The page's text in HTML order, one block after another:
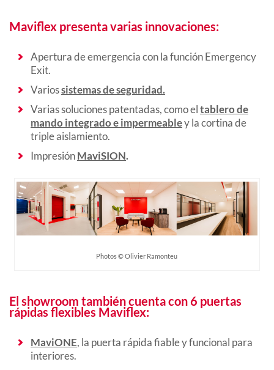
Maviflex presenta varias innovaciones:
Apertura de emergencia con la función Emergency
Exit.
Variossistemas de seguridad.
Varias soluciones patentadas, como eltablero de
mando integrado e impermeabley la cortina de
triple aislamiento.
ImpresiónMaviSION.
Photos © Olivier Ramonteu
El showroom también cuenta con 6 puertas
rápidas flexibles Maviflex:
MaviONE, la puerta rápida fiable y funcional para
interiores.